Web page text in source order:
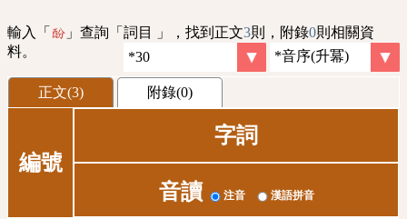
輸入「 酚 」查詢「詞目 」，找到正文3則，附錄0則相關資
料。
正文(3) 附錄(0)
編號
字詞
音讀 注音 漢語拼音